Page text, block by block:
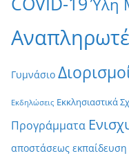
Ύλη
Γυμνάσιο
Εκδηλώσεις Εκκλησιαστικά
Προγράμματα
αποστάσεως εκπαίδευση